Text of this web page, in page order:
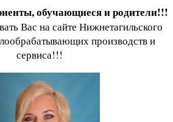
обучающиеся и родители!!!
Вас на сайте Нижнетагильского
производств и
сервиса!!!